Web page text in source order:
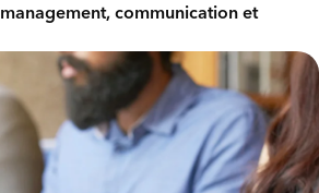
management, communication et